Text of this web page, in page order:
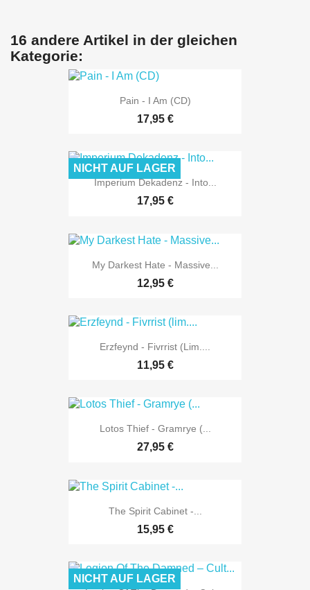
16 andere Artikel in der gleichen
Kategorie:
Pain - I Am (CD)
17,95 €
Imperium Dekadenz - Into...
17,95 €
NICHT AUF LAGER
My Darkest Hate - Massive...
12,95 €
Erzfeynd - Fivrrist (lim....
11,95 €
Lotos Thief - Gramrye (...
27,95 €
The Spirit Cabinet -...
15,95 €
NICHT AUF LAGER